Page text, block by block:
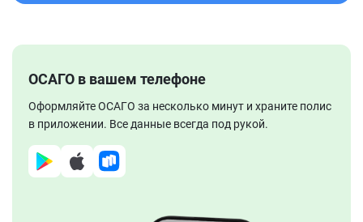
ОСАГО в вашем телефоне
Оформляйте ОСАГО за несколько минут и храните полис
в приложении. Все данные всегда под рукой.